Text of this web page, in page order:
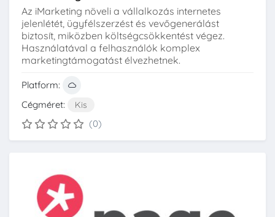
Az iMarketing növeli a vállalkozás internetes
jelenlétét, ügyfélszerzést és vevőgenerálást
biztosít, miközben költségcsökkentést végez.
Használatával a felhasználók komplex
marketingtámogatást élvezhetnek.
Platform:
Cégméret:
Kis
(0)